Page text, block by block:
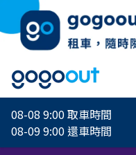
08-08 9:00取車時間
08-09 9:00還車時間